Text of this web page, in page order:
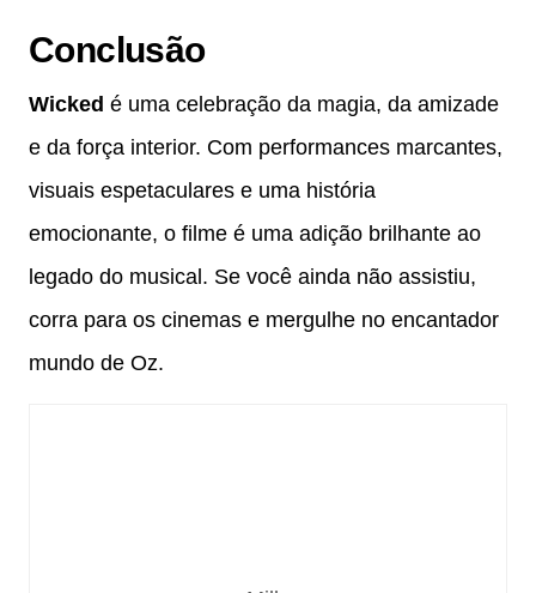
Conclusão
Wicked é uma celebração da magia, da amizade
e da força interior. Com performances marcantes,
visuais espetaculares e uma história
emocionante, o filme é uma adição brilhante ao
legado do musical. Se você ainda não assistiu,
corra para os cinemas e mergulhe no encantador
mundo de Oz.